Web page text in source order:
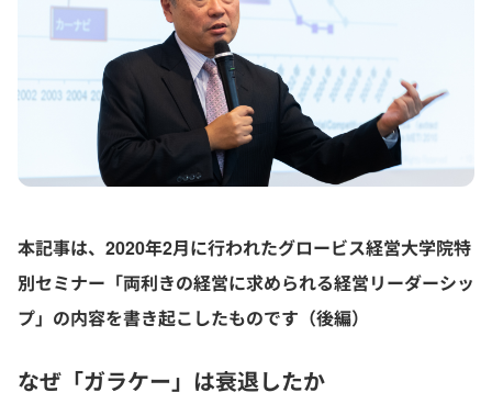
本記事は、2020年2月に行われたグロービス経営大学院特
別セミナー「両利きの経営に求められる経営リーダーシッ
プ」の内容を書き起こしたものです（後編）
なぜ「ガラケー」は衰退したか